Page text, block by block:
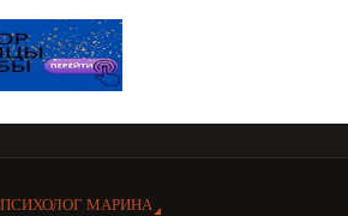
ПСИХОЛОГ МАРИНА